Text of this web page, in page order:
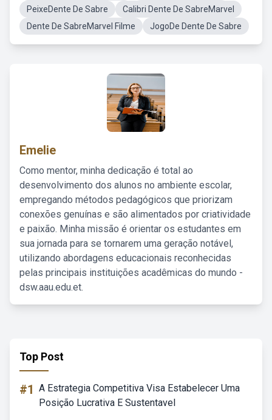
PeixeDente De Sabre
Calibri Dente De SabreMarvel
Dente De SabreMarvel Filme
JogoDe Dente De Sabre
Emelie
Como mentor, minha dedicação é total ao
desenvolvimento dos alunos no ambiente escolar,
empregando métodos pedagógicos que priorizam
conexões genuínas e são alimentados por criatividade
e paixão. Minha missão é orientar os estudantes em
sua jornada para se tornarem uma geração notável,
utilizando abordagens educacionais reconhecidas
pelas principais instituições acadêmicas do mundo -
dsw.aau.edu.et.
Top Post
#1 A Estrategia Competitiva Visa Estabelecer Uma
Posição Lucrativa E Sustentavel